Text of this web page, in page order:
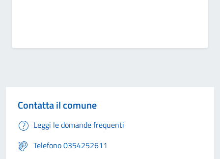
Contatta il comune
Leggi le domande frequenti
Telefono 0354252611